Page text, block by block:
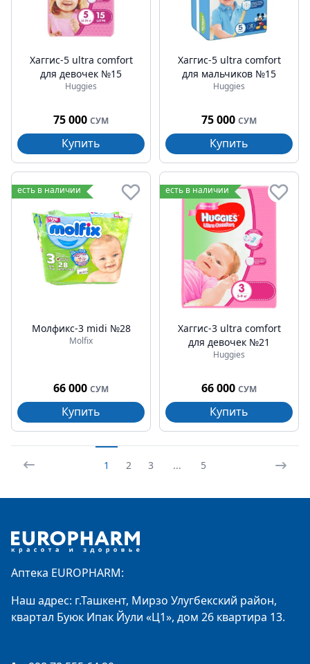
Хаггис-5 ultra comfort
для девочек №15
Huggies
75 000 СУМ
Купить
Хаггис-5 ultra comfort
для мальчиков №15
Huggies
75 000 СУМ
Купить
есть в наличии
Молфикс-3 midi №28
Molfix
66 000 СУМ
Купить
есть в наличии
Хаггис-3 ultra comfort
для девочек №21
Huggies
66 000 СУМ
Купить
1 2 3 ... 5
Аптека EUROPHARM:
Наш адрес: г.Ташкент, Мирзо Улугбекский район,
квартал Буюк Ипак Йули «Ц1», дом 26 квартира 13.